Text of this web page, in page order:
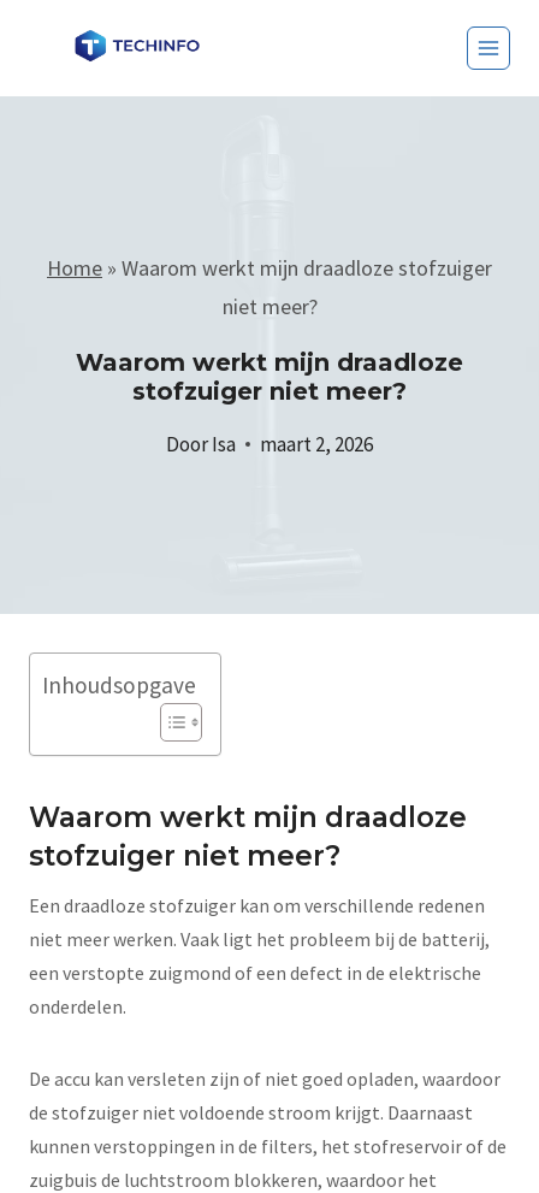
Home » Waarom werkt mijn draadloze stofzuiger
niet meer?
Waarom werkt mijn draadloze
stofzuiger niet meer?
DoorIsa maart 2, 2026
Inhoudsopgave
Waarom werkt mijn draadloze
stofzuiger niet meer?
Een draadloze stofzuiger kan om verschillende redenen
niet meer werken. Vaak ligt het probleem bij de batterij,
een verstopte zuigmond of een defect in de elektrische
onderdelen.
De accu kan versleten zijn of niet goed opladen, waardoor
de stofzuiger niet voldoende stroom krijgt. Daarnaast
kunnen verstoppingen in de filters, het stofreservoir of de
zuigbuis de luchtstroom blokkeren, waardoor het